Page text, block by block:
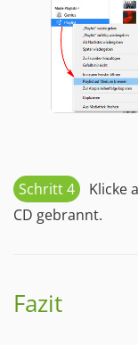
Schritt 4 Klicke
CD gebrannt.
Fazit